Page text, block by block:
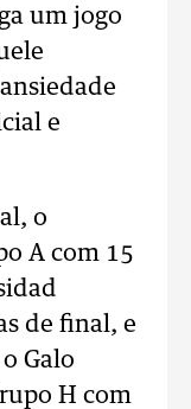
um jogo
e
o
A com 15
de final, e
Galo
H com